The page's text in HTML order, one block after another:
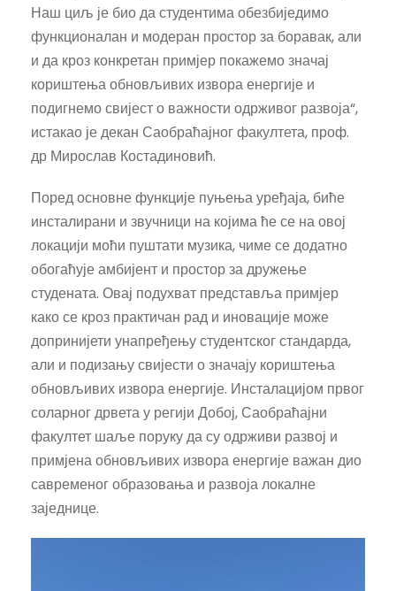
Наш циљ је био да студентима обезбиједимо
функционалан и модеран простор за боравак, али
и да кроз конкретан примјер покажемо значај
кориштења обновљивих извора енергије и
подигнемо свијест о важности одрживог развоја“,
истакао је декан Саобраћајног факултета, проф.
др Мирослав Костадиновић.
Поред основне функције пуњења уређаја, биће
инсталирани и звучници на којима ће се на овој
локацији моћи пуштати музика, чиме се додатно
обогаћује амбијент и простор за дружење
студената. Овај подухват представља примјер
како се кроз практичан рад и иновације може
допринијети унапређењу студентског стандарда,
али и подизању свијести о значају кориштења
обновљивих извора енергије. Инсталацијом првог
соларног дрвета у регији Добој, Саобраћајни
факултет шаље поруку да су одрживи развој и
примјена обновљивих извора енергије важан дио
савременог образовања и развоја локалне
заједнице.